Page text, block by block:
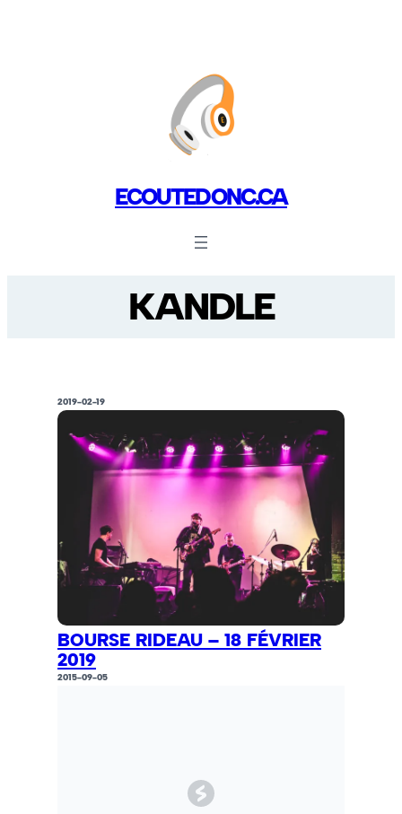
ECOUTEDONC.CA
KANDLE
2019-02-19
BOURSE RIDEAU – 18 FÉVRIER
2019
2015-09-05